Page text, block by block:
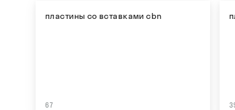
пластины со вставками cbn
67